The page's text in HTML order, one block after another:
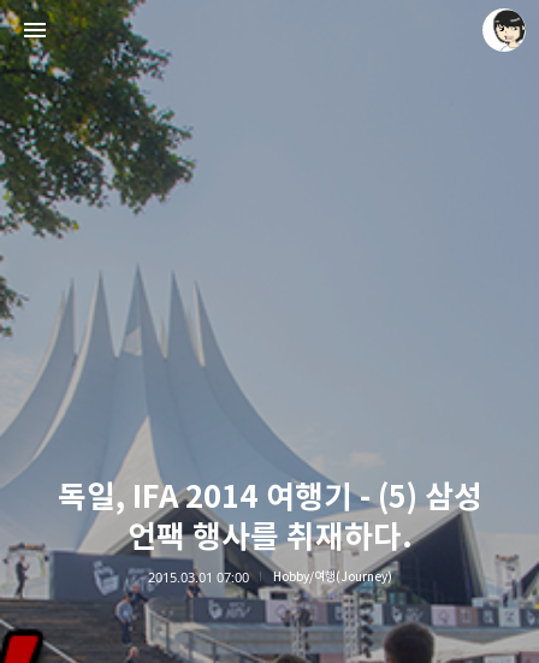
독일, IFA 2014 여행기 - (5) 삼성
언팩 행사를 취재하다.
2015.03.01 07:00 Hobby/여행(Journey)